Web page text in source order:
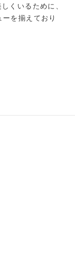
くいるために、
を揃えており